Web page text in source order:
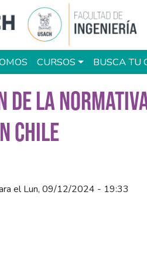
CURSOS BUSCA TU
DE LA
CHILE
elLun, 09/12/2024 - 19:33